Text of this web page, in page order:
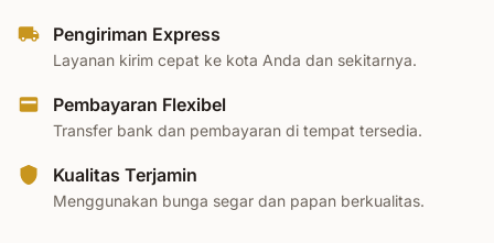
Pengiriman Express
Layanan kirim cepat ke kota Anda dan sekitarnya.
Pembayaran Flexibel
Transfer bank dan pembayaran di tempat tersedia.
Kualitas Terjamin
Menggunakan bunga segar dan papan berkualitas.